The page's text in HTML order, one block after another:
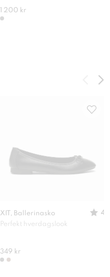
1 200 kr
XIT, Ballerinasko
4
Perfekt hverdagslook
349 kr